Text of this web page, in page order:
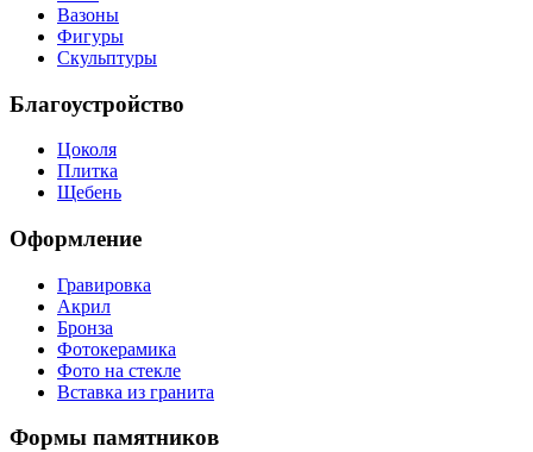
Вазоны
Фигуры
Скульптуры
Благоустройство
Цоколя
Плитка
Щебень
Оформление
Гравировка
Акрил
Бронза
Фотокерамика
Фото на стекле
Вставка из гранита
Формы памятников